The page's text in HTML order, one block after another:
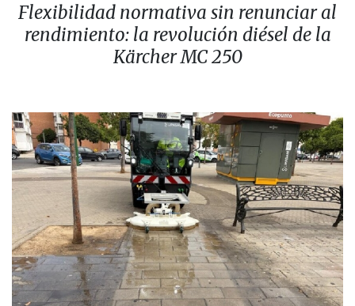
Flexibilidad normativa sin renunciar al
rendimiento: la revolución diésel de la
Kärcher MC 250